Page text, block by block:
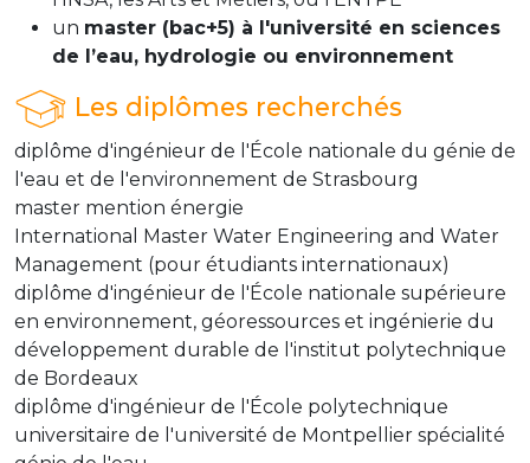
un master (bac+5) à l'université en sciences
de l’eau, hydrologie ou environnement
Les diplômes recherchés
diplôme d'ingénieur de l'École nationale du génie de
l'eau et de l'environnement de Strasbourg
master mention énergie
International Master Water Engineering and Water
Management (pour étudiants internationaux)
diplôme d'ingénieur de l'École nationale supérieure
en environnement, géoressources et ingénierie du
développement durable de l'institut polytechnique
de Bordeaux
diplôme d'ingénieur de l'École polytechnique
universitaire de l'université de Montpellier spécialité